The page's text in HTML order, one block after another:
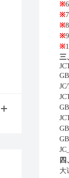
※6
※7
※8
※9
※
三
四
大